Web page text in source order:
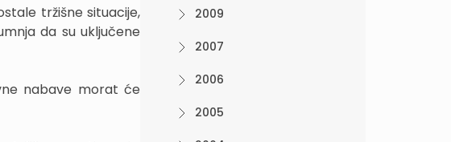
tržišne situacije,
da su uključene
nabave morat će
2009
2007
2006
2005